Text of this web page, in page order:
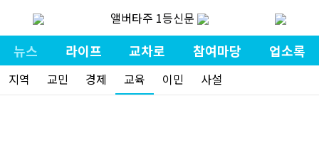
앨버타주 1등신문
뉴스 라이프 교차로 참여마당 업소록
지역 교민 경제 교육 이민 사설